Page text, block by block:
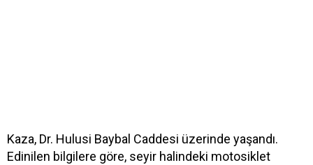
Kaza, Dr. Hulusi Baybal Caddesi üzerinde yaşandı.
Edinilen bilgilere göre, seyir halindeki motosiklet